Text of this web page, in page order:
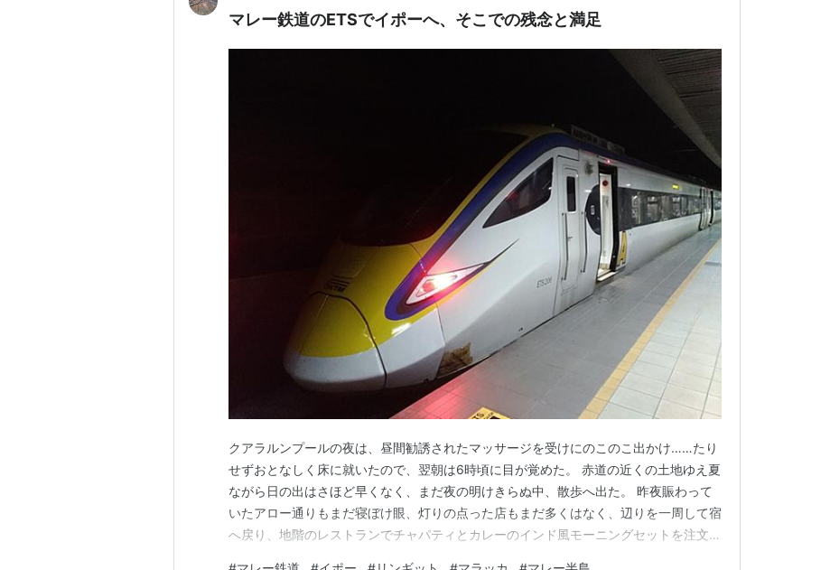
マレー鉄道のETSでイポーへ、そこでの残念と満足
クアラルンプールの夜は、昼間勧誘されたマッサージを受けにのこのこ出かけ……たり
せずおとなしく床に就いたので、翌朝は6時頃に目が覚めた。 赤道の近くの土地ゆえ夏
ながら日の出はさほど早くなく、まだ夜の明けきらぬ中、散歩へ出た。 昨夜賑わって
いたアロー通りもまだ寝ぼけ眼、灯りの点った店もまだ多くはなく、辺りを一周して宿
へ戻り、地階のレストランでチャパティとカレーのインド風モーニングセットを注文し